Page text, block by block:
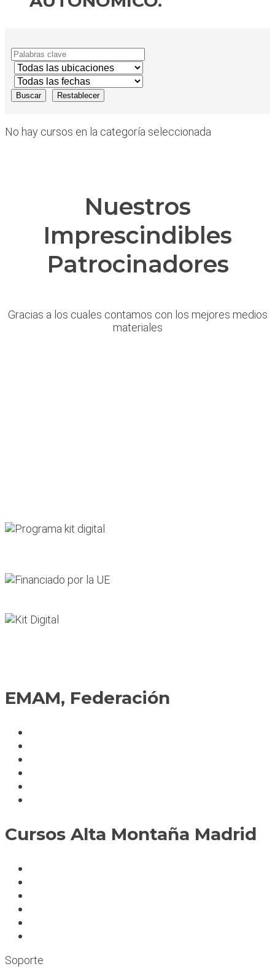
No hay cursos en la categoría seleccionada
Nuestros
Imprescindibles
Patrocinadores
Gracias a los cuales contamos con los mejores medios
materiales
EMAM, Federación
Cursos Alta Montaña Madrid
Soporte